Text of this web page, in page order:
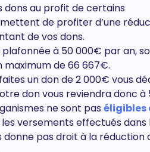
dons au profit de certains
de profiter d’une
de vos dons.
à 50 000€ par an,
de 66 667€.
un don de 2 000€ vous
don vous reviendra donc
ne sont paséligibles
versements effectués dans
donne pas droit à la réduction